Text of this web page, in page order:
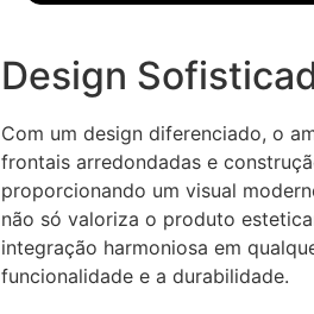
Design
Com um design diferenciado, o
frontais arredondadas e
proporcionando um visual
não só valoriza o produto
integração harmoniosa em
funcionalidade e a durabilidade.